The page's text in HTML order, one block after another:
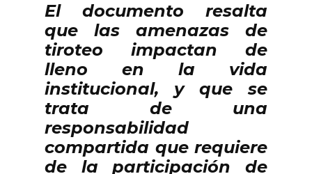
El documento resalta
que las amenazas de
tiroteo impactan de
lleno en la vida
institucional, y que se
trata de una
responsabilidad
compartida que requiere
de la participación de